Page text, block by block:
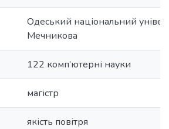
Одеський національний
Мечникова
122 комп’ютерні науки
магістр
якість повітря